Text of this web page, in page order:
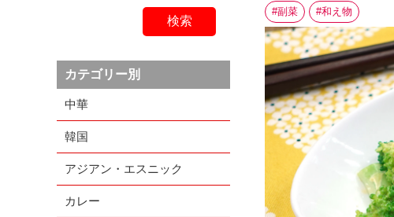
カテゴリー別
中華
韓国
アジアン・エスニック
カレー
副菜 和え物